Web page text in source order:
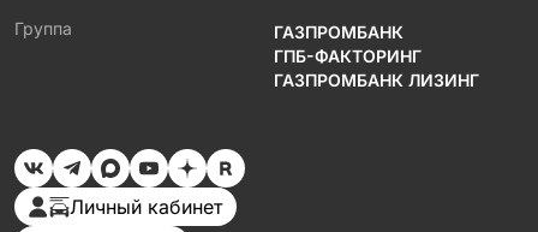
Группа
ГАЗПРОМБАНК
ГПБ-ФАКТОРИНГ
ГАЗПРОМБАНК ЛИЗИНГ
Личный кабинет